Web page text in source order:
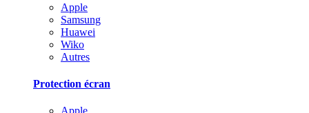
Apple
Samsung
Huawei
Wiko
Autres
Protection écran